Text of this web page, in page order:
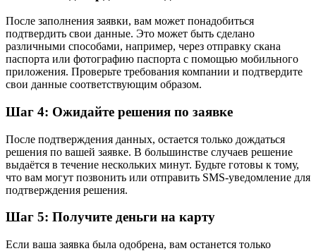
После заполнения заявки, вам может понадобиться
подтвердить свои данные. Это может быть сделано
различными способами, например, через отправку скана
паспорта или фотографию паспорта с помощью мобильного
приложения. Проверьте требования компании и подтвердите
свои данные соответствующим образом.
Шаг 4: Ожидайте решения по заявке
После подтверждения данных, остается только дождаться
решения по вашей заявке. В большинстве случаев решение
выдаётся в течение нескольких минут. Будьте готовы к тому,
что вам могут позвонить или отправить SMS-уведомление для
подтверждения решения.
Шаг 5: Получите деньги на карту
Если ваша заявка была одобрена, вам останется только